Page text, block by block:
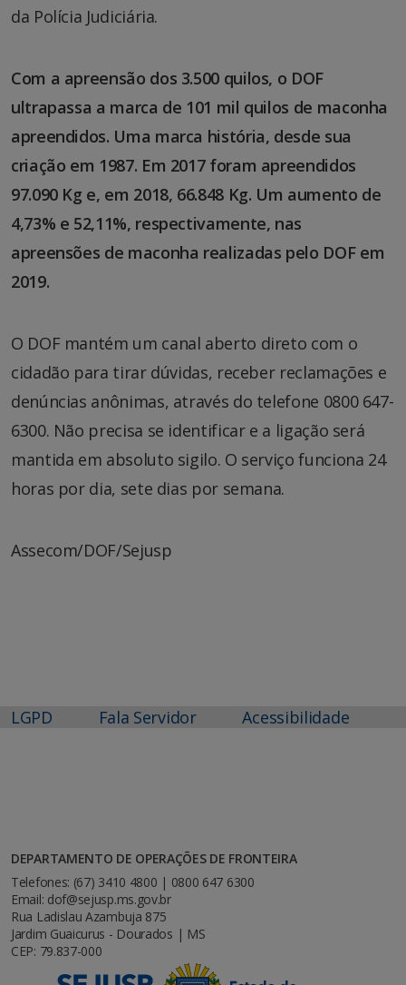
da Polícia Judiciária.
Com a apreensão dos 3.500 quilos, o DOF
ultrapassa a marca de 101 mil quilos de maconha
apreendidos. Uma marca história, desde sua
criação em 1987. Em 2017 foram apreendidos
97.090 Kg e, em 2018, 66.848 Kg. Um aumento de
4,73% e 52,11%, respectivamente, nas
apreensões de maconha realizadas pelo DOF em
2019.
O DOF mantém um canal aberto direto com o
cidadão para tirar dúvidas, receber reclamações e
denúncias anônimas, através do telefone 0800 647-
6300. Não precisa se identificar e a ligação será
mantida em absoluto sigilo. O serviço funciona 24
horas por dia, sete dias por semana.
Assecom/DOF/Sejusp
LGPD Fala Servidor Acessibilidade
DEPARTAMENTO DE OPERAÇÕES DE FRONTEIRA
Telefones: (67) 3410 4800 | 0800 647 6300
Email: dof@sejusp.ms.gov.br
Rua Ladislau Azambuja 875
Jardim Guaicurus - Dourados | MS
CEP: 79.837-000